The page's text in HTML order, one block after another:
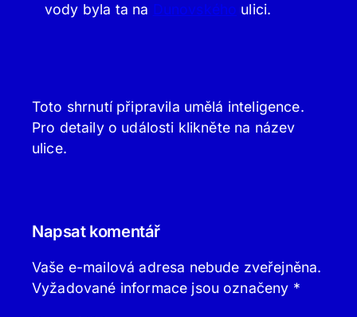
vody byla ta na Dunovského ulici.
Toto shrnutí připravila umělá inteligence.
Pro detaily o události klikněte na název
ulice.
Napsat komentář
Vaše e-mailová adresa nebude zveřejněna.
Vyžadované informace jsou označeny *